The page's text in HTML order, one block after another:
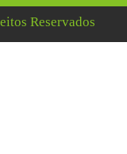
Reservados